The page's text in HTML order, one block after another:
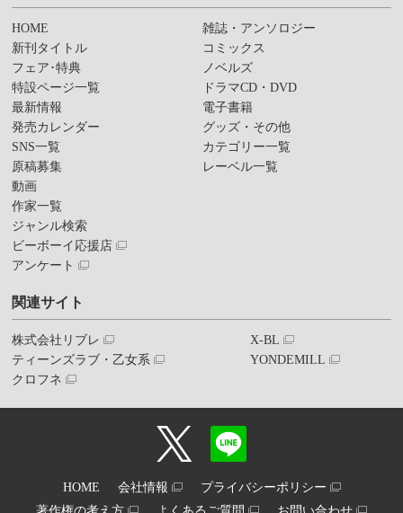
HOME
新刊タイトル
フェア･特典
特設ページ一覧
最新情報
発売カレンダー
SNS一覧
原稿募集
動画
作家一覧
ジャンル検索
ビーボーイ応援店
アンケート
雑誌・アンソロジー
コミックス
ノベルズ
ドラマCD・DVD
電子書籍
グッズ・その他
カテゴリー一覧
レーベル一覧
関連サイト
株式会社リブレ
ティーンズラブ・乙女系
クロフネ
X-BL
YONDEMILL
HOME 会社情報
プライバシーポリシー